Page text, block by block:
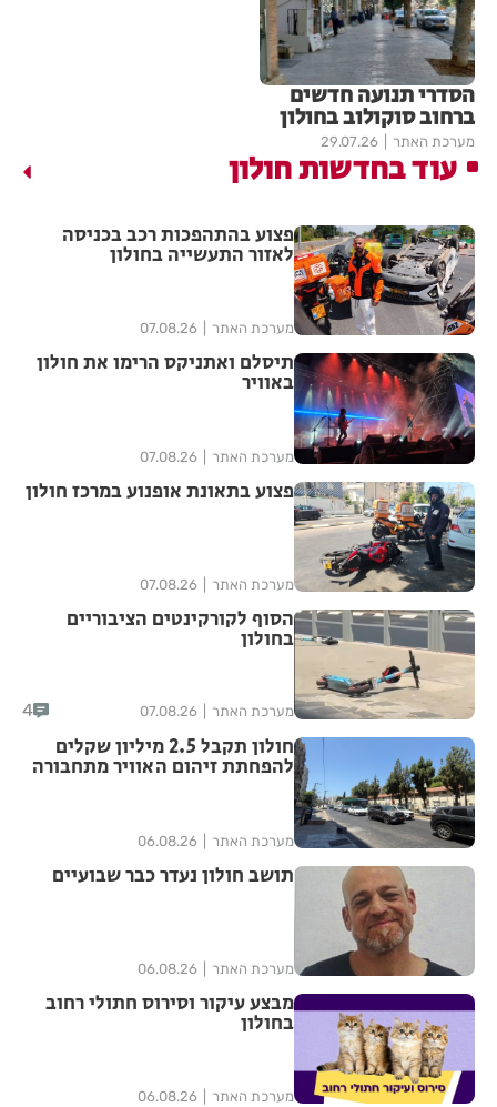
הסדרי תנועה חדשים
ברחוב סוקולוב בחולון
מערכת האתר 29.07.26
עוד בחדשות חולון
פצוע בהתהפכות רכב בכניסה
לאזור התעשייה בחולון
מערכת האתר 07.08.26
תיסלם ואתניקס הרימו את חולון
באוויר
מערכת האתר 07.08.26
פצוע בתאונת אופנוע במרכז חולון
מערכת האתר 07.08.26
הסוף לקורקינטים הציבוריים
בחולון
מערכת האתר 07.08.26
4
חולון תקבל 2.5 מיליון שקלים
להפחתת זיהום האוויר מתחבורה
מערכת האתר 06.08.26
תושב חולון נעדר כבר שבועיים
מערכת האתר 06.08.26
מבצע עיקור וסירוס חתולי רחוב
בחולון
מערכת האתר 06.08.26